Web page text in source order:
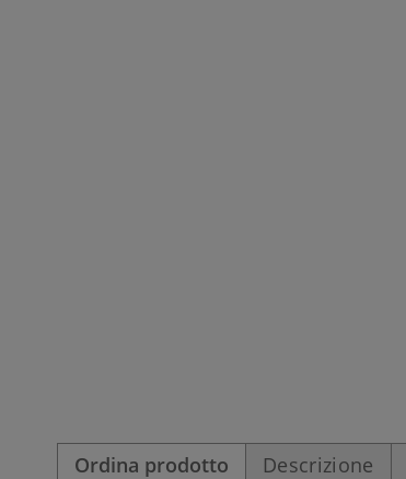
Ordina prodotto Descrizione